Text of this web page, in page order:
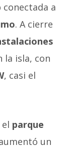
a
. A cierre
la isla, con
, casi el
parque
un